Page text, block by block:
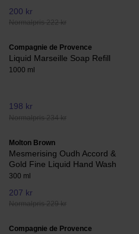
200 kr
Normalpris 222 kr
Compagnie de Provence
Liquid Marseille Soap Refill
1000 ml
198 kr
Normalpris 234 kr
Molton Brown
Mesmerising Oudh Accord &
Gold Fine Liquid Hand Wash
300 ml
207 kr
Normalpris 229 kr
Compagnie de Provence